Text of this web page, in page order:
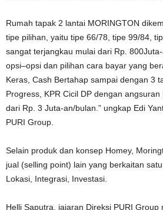
Rumah tapak 2 lantai MORINGTON
tipe pilihan, yaitu tipe 66/78, tipe 99/84,
sangat terjangkau mulai dari Rp.
opsi–opsi dan pilihan cara bayar yang
Keras, Cash Bertahap sampai dengan 3
Progress, KPR Cicil DP dengan
dari Rp. 3 Juta-an/bulan.” ungkap Edi
PURI Group.
Selain produk dan konsep Homey,
jual (selling point) lain yang berkaitan
Lokasi, Integrasi, Investasi.
Helli Saputra, jajaran Direksi PURI Group